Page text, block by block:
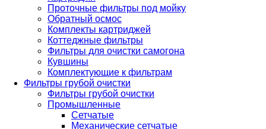
Проточные фильтры под мойку
Обратный осмос
Комплекты картриджей
Коттеджные фильтры
Фильтры для очистки самогона
Кувшины
Комплектующие к фильтрам
Фильтры грубой очистки
Фильтры грубой очистки
Промышленные
Сетчатые
Механические сетчатые